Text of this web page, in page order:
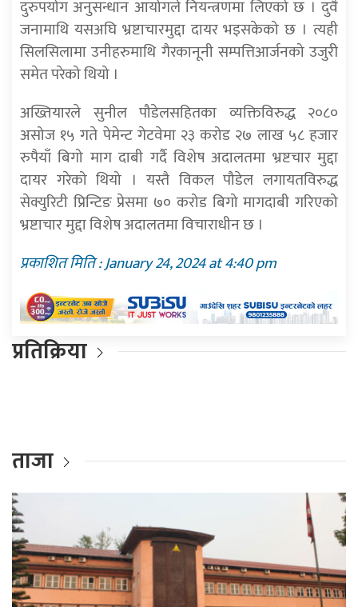
दुरुपयोग अनुसन्धान आयोगले नियन्त्रणमा लिएको छ । दुवै
जनामाथि यसअघि भ्रष्टाचारमुद्दा दायर भइसकेको छ । त्यही
सिलसिलामा उनीहरुमाथि गैरकानूनी सम्पत्तिआर्जनको उजुरी
समेत परेको थियो ।
अख्तियारले सुनील पौडेलसहितका व्यक्तिविरुद्ध २०८०
असोज १५ गते पेमेन्ट गेटवेमा २३ करोड २७ लाख ५८ हजार
रुपैयाँ बिगो माग दाबी गर्दै विशेष अदालतमा भ्रष्टचार मुद्दा
दायर गरेको थियो । यस्तै विकल पौडेल लगायतविरुद्ध
सेक्युरिटी प्रिन्टिङ प्रेसमा ७० करोड बिगो मागदाबी गरिएको
भ्रष्टाचार मुद्दा विशेष अदालतमा विचाराधीन छ ।
प्रकाशित मिति : January 24, 2024 at 4:40 pm
प्रतिक्रिया
ताजा